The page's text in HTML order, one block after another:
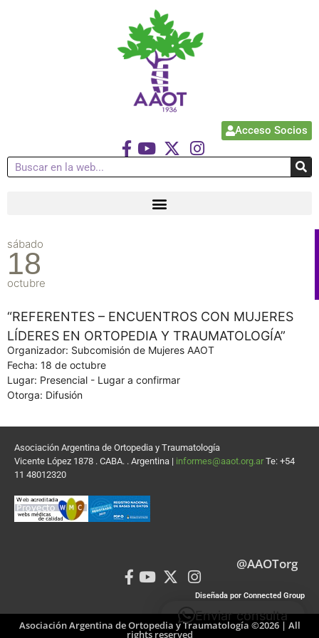
Acceso Socios
sábado
18
octubre
“REFERENTES – ENCUENTROS CON MUJERES
LÍDERES EN ORTOPEDIA Y TRAUMATOLOGÍA”
Organizador: Subcomisión de Mujeres AAOT
Fecha: 18 de octubre
Lugar: Presencial - Lugar a confirmar
Otorga: Difusión
Asociación Argentina de Ortopedia y Traumatología
Vicente López 1878 . CABA. . Argentina | informes@aaot.org.ar Te: +54
11 48012320
@AAOTorg
Diseñada por Connected Group
Asociación Argentina de Ortopedia y Traumatología ©2026 | All
rights reserved
Enviar consulta